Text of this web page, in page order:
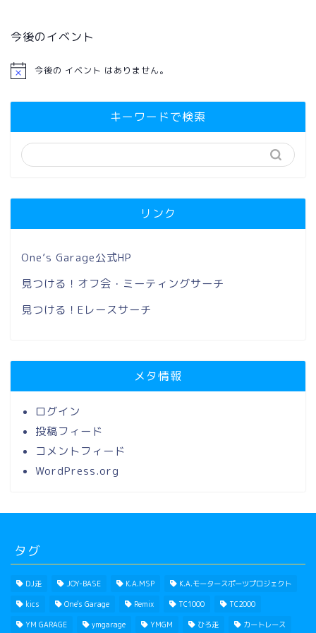
今後のイベント
今後の イベント はありません。
キーワードで検索
リンク
One’s Garage公式HP
見つける！オフ会・ミーティングサーチ
見つける！Eレースサーチ
メタ情報
ログイン
投稿フィード
コメントフィード
WordPress.org
タグ
DJ走 JOY-BASE K.A.MSP K.A.モータースポーツプロジェクト
kics One's Garage Remix TC1000 TC2000
YM GARAGE ymgarage YMGM ひろ走 カートレース